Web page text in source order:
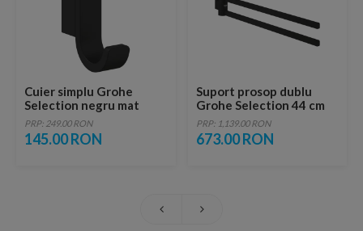
Cuier simplu Grohe
Selection negru mat
Phantom Black
PRP: 249.00 RON
145.00 RON
Suport prosop dublu
Grohe Selection 44 cm
negru mat Phantom
Black
PRP: 1,139.00 RON
673.00 RON